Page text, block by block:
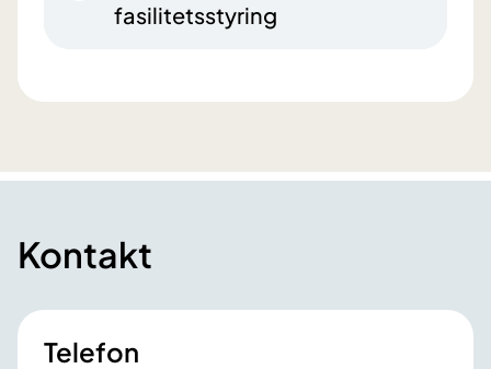
fasilitetsstyring
Kontakt
Telefon